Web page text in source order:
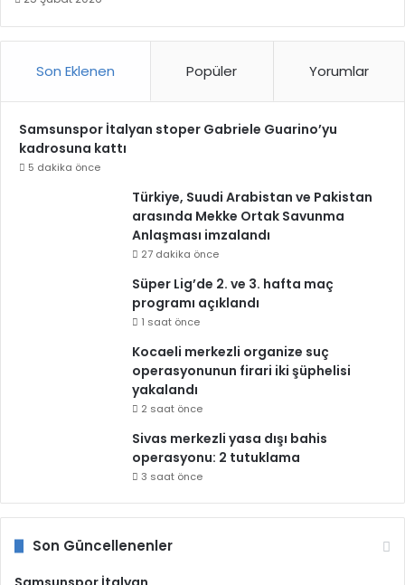
Son Eklenen Popüler Yorumlar
Samsunspor İtalyan stoper Gabriele Guarino’yu
kadrosuna kattı
5 dakika önce
Türkiye, Suudi Arabistan ve Pakistan
arasında Mekke Ortak Savunma
Anlaşması imzalandı
27 dakika önce
Süper Lig’de 2. ve 3. hafta maç
programı açıklandı
1 saat önce
Kocaeli merkezli organize suç
operasyonunun firari iki şüphelisi
yakalandı
2 saat önce
Sivas merkezli yasa dışı bahis
operasyonu: 2 tutuklama
3 saat önce
Son Güncellenenler